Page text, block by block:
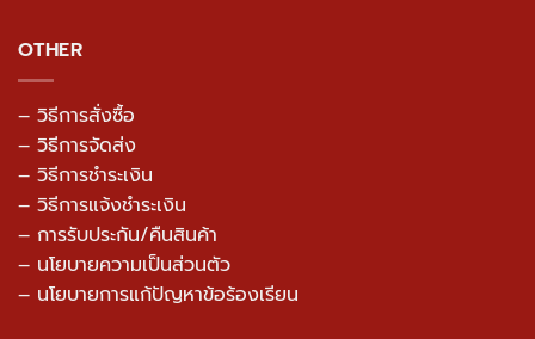
OTHER
– วิธีการสั่งซื้อ
– วิธีการจัดส่ง
– วิธีการชำระเงิน
– วิธีการแจ้งชำระเงิน
– การรับประกัน/คืนสินค้า